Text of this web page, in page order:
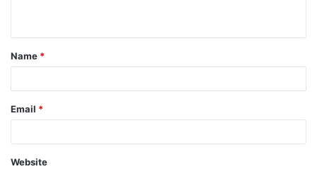
t
*
Name *
Email *
Website